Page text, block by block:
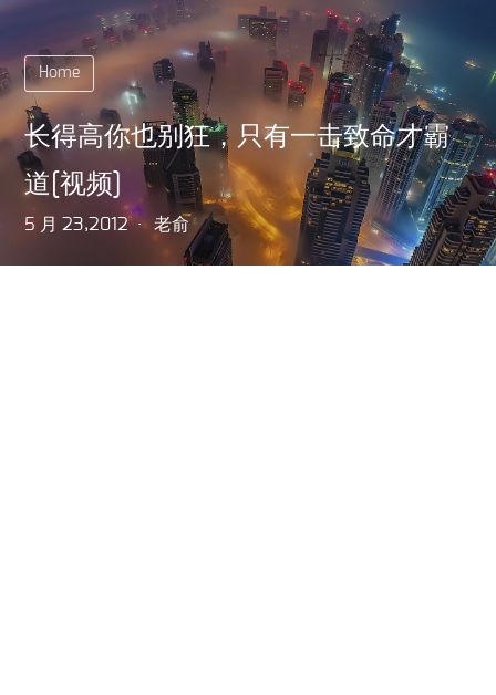
Home
长得高你也别狂，只有一击致命才霸
道[视频]
5 月 23,2012 老俞